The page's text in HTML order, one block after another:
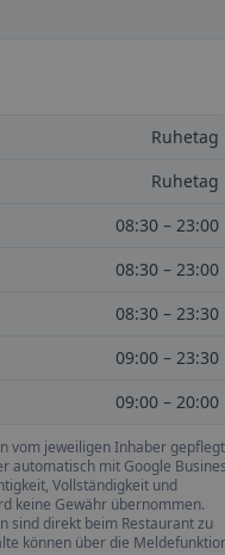
Ruhetag
Ruhetag
08:30 – 23:00
08:30 – 23:00
08:30 – 23:30
09:00 – 23:30
09:00 – 20:00
vom jeweiligen Inhaber
automatisch mit Google
Vollständigkeit und
keine Gewähr übernommen.
sind direkt beim Restaurant zu
können über die